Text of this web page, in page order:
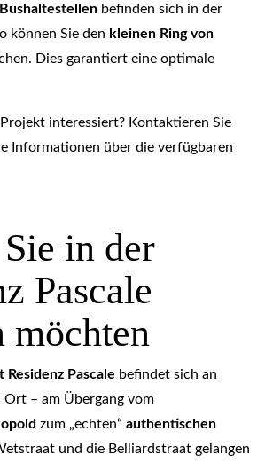
befinden sich in der
können Sie den kleinen Ring von
Dies garantiert eine optimale
interessiert? Kontaktieren Sie
Informationen über die verfügbaren
in der
Pascale
möchten
Residenz Pascale befindet sich an
Ort – am Übergang vom
zum „echten“ authentischen
und die Belliardstraat gelangen